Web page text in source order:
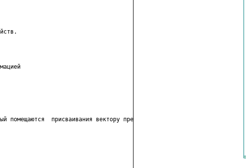
помещаются  присваивания вектору прерываний  и  описание  интерфейса